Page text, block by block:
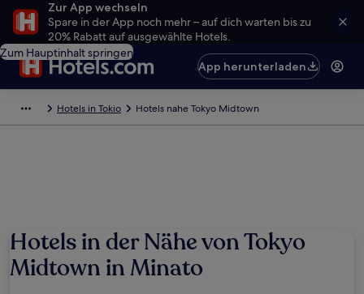
Zur App wechseln
Spare in der App noch mehr – auf dich warten bis zu
20% Rabatt auf ausgewählte Hotels.
Zum Hauptinhalt springen
App herunterladen
Hotels in Tokio Hotels nahe Tokyo Midtown
Hotels in der Nähe von Tokyo
Midtown in Minato